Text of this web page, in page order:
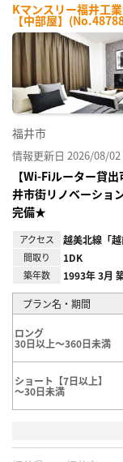
Kマンスリー福井工
【中部屋】
福井市
情報更新日 2026/08/02
【Wi-Fiルーター貸
井市街リノベーショ
完備★
アクセス 越美北線「越
間取り 1DK
築年数 1993年 3月
プラン名・期間
ロング
30日以上～360日未満
ショート【7日以上】
～30日未満